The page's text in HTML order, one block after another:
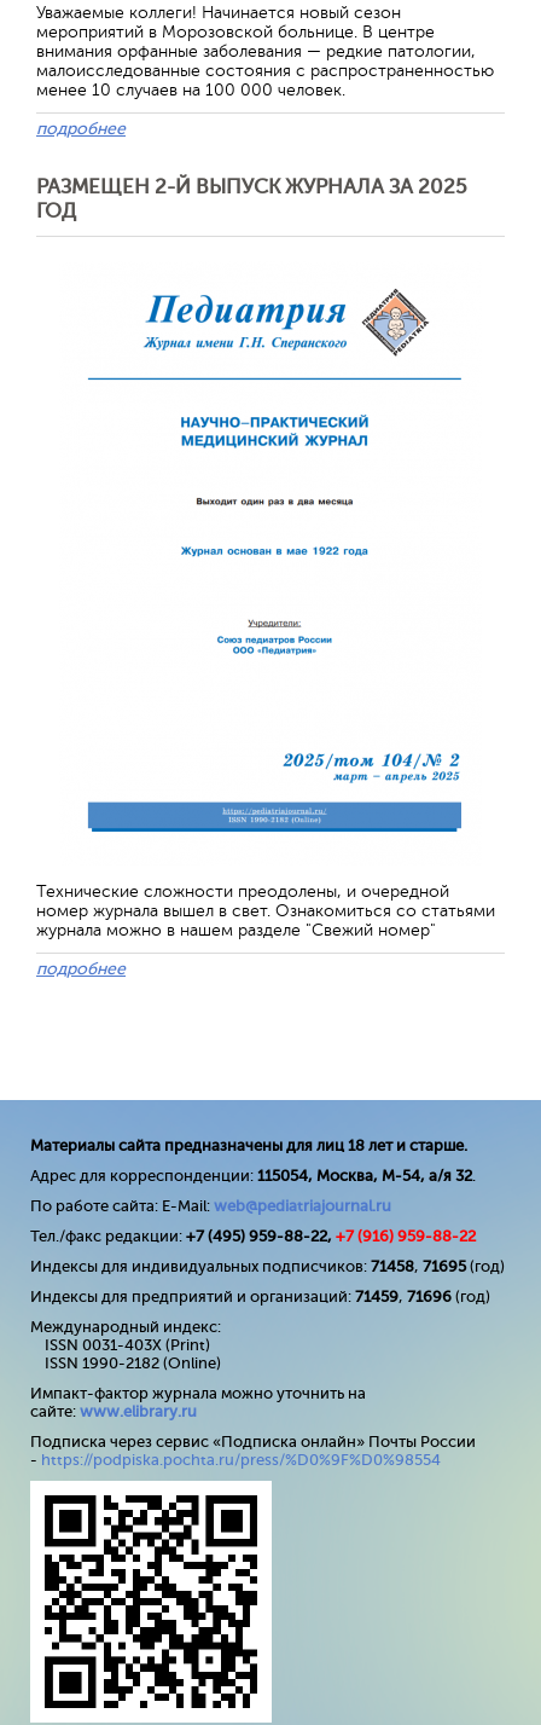
Уважаемые коллеги! Начинается новый сезон
мероприятий в Морозовской больнице. В центре
внимания орфанные заболевания — редкие патологии,
малоисследованные состояния с распространенностью
менее 10 случаев на 100 000 человек.
подробнее
РАЗМЕЩЕН 2-Й ВЫПУСК ЖУРНАЛА ЗА 2025
ГОД
Технические сложности преодолены, и очередной
номер журнала вышел в свет. Ознакомиться со статьями
журнала можно в нашем разделе "Свежий номер"
подробнее
Материалы сайта предназначены для лиц 18 лет и старше.
Адрес для корреспонденции: 115054, Москва, М-54, а/я 32.
По работе сайта: E-Mail: web@pediatriajournal.ru
Тел./факс редакции: +7 (495) 959-88-22, +7 (916) 959-88-22
Индексы для индивидуальных подписчиков: 71458, 71695(год)
Индексы для предприятий и организаций: 71459, 71696 (год)
Международный индекс:
ISSN 0031-403X (Print)
ISSN 1990-2182 (Online)
Импакт-фактор журнала можно уточнить на
сайте: www.elibrary.ru
Подписка через сервис «Подписка онлайн» Почты России
- https://podpiska.pochta.ru/press/%D0%9F%D0%98554